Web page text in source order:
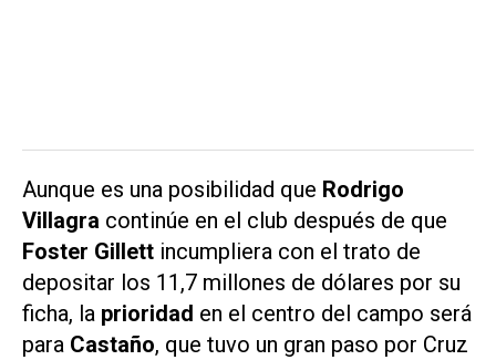
Aunque es una posibilidad que Rodrigo
Villagra continúe en el club después de que
Foster Gillett incumpliera con el trato de
depositar los 11,7 millones de dólares por su
ficha, la prioridad en el centro del campo será
para Castaño, que tuvo un gran paso por Cruz